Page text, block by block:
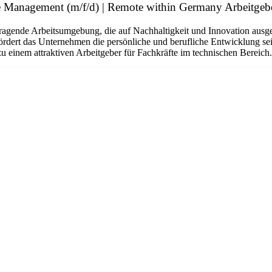
(m/f/d) | Remote within Germany
Arbeitsumgebung, die auf Nachhaltigkeit und Innovation
das Unternehmen die persönliche und berufliche Entwicklung
attraktiven Arbeitgeber für Fachkräfte im technischen Bereich.